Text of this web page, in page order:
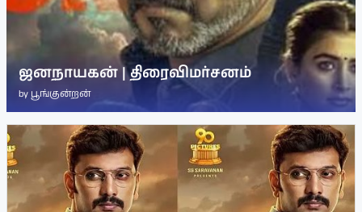
ஜனநாயகன் | திரைவிமர்சனம்
byபூங்குன்றன்